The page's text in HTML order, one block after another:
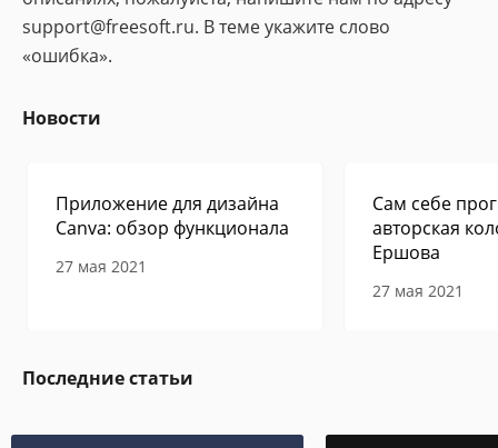
support@freesoft.ru. В теме укажите слово
«ошибка».
Новости
Приложение для дизайна
Canva: обзор функционала
27 мая 2021
Сам себе
авторская
Ершова
27 мая 2021
Последние статьи